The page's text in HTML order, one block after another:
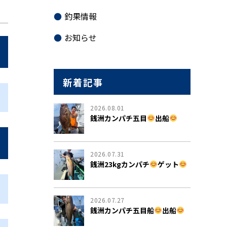
釣果情報
お知らせ
新着記事
2026.08.01
銭洲カンパチ五目 出船
2026.07.31
銭洲23kgカンパチ ゲット
2026.07.27
銭洲カンパチ五目船 出船